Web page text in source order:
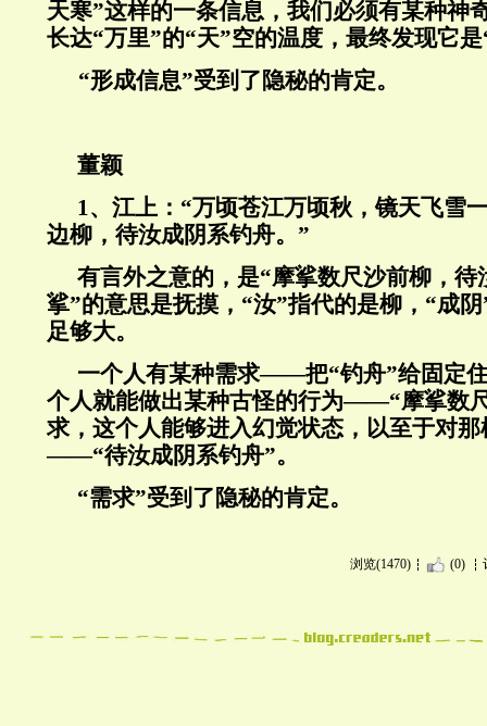
天寒”这样的一条信息，我们必须有某种神
长达“万里”的“天”空的温度，最终发现它
“形成信息”受到了隐秘的肯定。
董颖
1、江上：“万顷苍江万顷秋，镜天飞雪
边柳，待汝成阴系钓舟。”
有言外之意的，是“摩挲数尺沙前柳，待
挲”的意思是抚摸，“汝”指代的是柳，“成
足够大。
一个人有某种需求——把“钓舟”给固定
个人就能做出某种古怪的行为——“摩挲数
求，这个人能够进入幻觉状态，以至于对
——“待汝成阴系钓舟”。
“需求”受到了隐秘的肯定。
浏览(1470) (0)